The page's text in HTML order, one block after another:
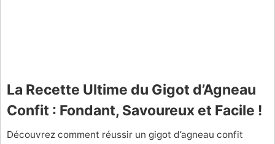
La Recette Ultime du Gigot d’Agneau
Confit : Fondant, Savoureux et Facile !
Découvrez comment réussir un gigot d’agneau confit